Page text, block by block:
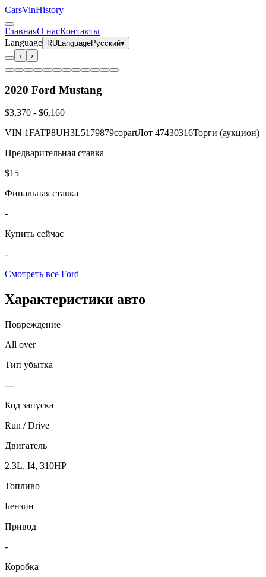
CarsVinHistory
ГлавнаяО насКонтакты
Language
RULanguageРусский▾
‹
›
2020 Ford Mustang
$3,370 - $6,160
VIN 1FATP8UH3L5179879copartЛот 47430316Торги (аукцион)
Предварительная ставка
$15
Финальная ставка
-
Купить сейчас
-
Смотреть все Ford
Характеристики авто
Повреждение
All over
Тип убытка
---
Код запуска
Run / Drive
Двигатель
2.3L, I4, 310HP
Топливо
Бензин
Привод
-
Коробка